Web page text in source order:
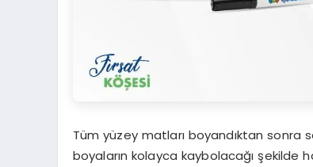
Tüm yüzey matları boyandıktan sonra
boyaların kolayca kaybolacağı şekilde